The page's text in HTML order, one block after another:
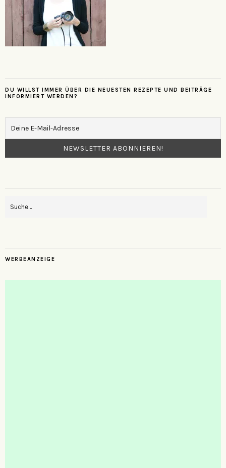
DU WILLST IMMER ÜBER DIE NEUESTEN REZEPTE UND BEITRÄGE
INFORMIERT WERDEN?
WERBEANZEIGE